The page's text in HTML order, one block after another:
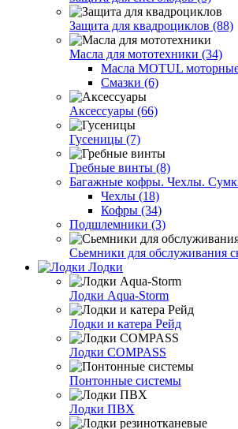
Защита для квадроциклов (88)
Масла для мототехники (34)
Масла MOTUL
Смазки (6)
Аксессуары (66)
Гусеницы (7)
Гребные винты (8)
Багажные кофры. Чехлы.
Чехлы (18)
Кофры (34)
Подшлемники (3)
Сьемники для обслуживания
Лодки
Лодки Aqua-Storm
Лодки и катера Рейд
Лодки COMPASS
Понтонные системы
Лодки ПВХ